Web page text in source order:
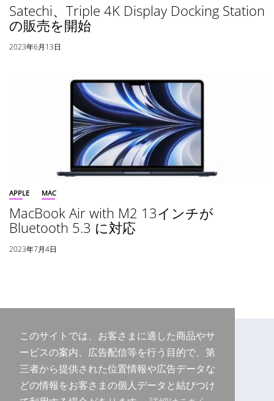
Satechi、Triple 4K Display Docking Station
の販売を開始
2023年6月13日
APPLE MAC
MacBook Air with M2 13インチが
Bluetooth 5.3 に対応
2023年7月4日
このサイトでは、お客さまに適した商品やサ
ービスの案内、広告配信等を行う目的で、第
三者から提供された位置情報や広告データな
どの情報をお客さまの個人データと結びつけ